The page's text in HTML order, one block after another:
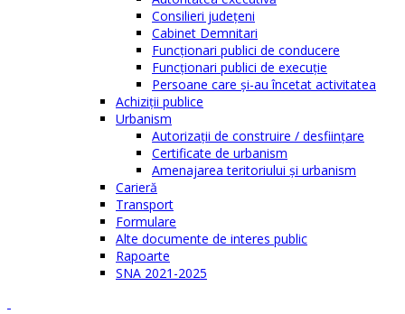
Consilieri judeţeni
Cabinet Demnitari
Funcţionari publici de conducere
Funcționari publici de execuție
Persoane care şi-au încetat activitatea
Achiziţii publice
Urbanism
Autorizații de construire / desființare
Certificate de urbanism
Amenajarea teritoriului şi urbanism
Carieră
Transport
Formulare
Alte documente de interes public
Rapoarte
SNA 2021-2025